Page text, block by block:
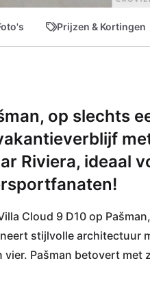
Prijzen & Kortingen
op slechts
Riviera, ideaal
Cloud 9 D10 op
stijlvolle architectuur
Pašman betovert met
Mediterrane